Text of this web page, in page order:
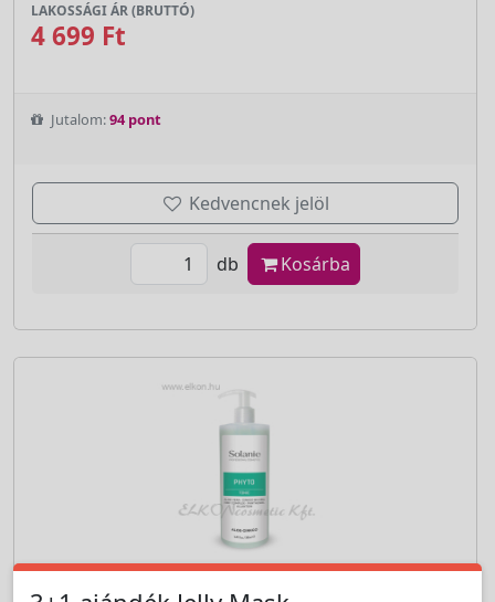
LAKOSSÁGI ÁR (BRUTTÓ)
4 699 Ft
Jutalom:94 pont
Kedvencnek jelöl
db Kosárba